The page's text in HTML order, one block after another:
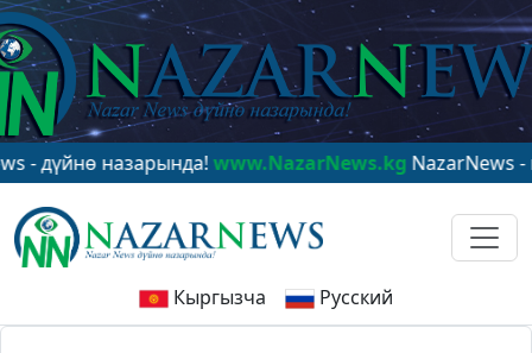
назарында!www.NazarNews.kgNazarNews - в
Кыргызча Русский